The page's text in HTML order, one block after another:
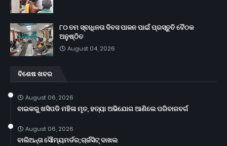
୮୦ ତମ ସ୍ବାଧିନତା ଦିବସ ପାଳନ ପାଇଁ ପ୍ରସ୍ତୁତି ବୈଠକ
ଅନୁଷ୍ଠିତ
August 04, 2026
ବିଶେଷ ଖବର
August 06, 2026
ବାଇକରୁ ଖସିପଡି ମହିଳା ମୃତ, ହତ୍ୟା ଅଭିଯୋଗ ଆଣିଲେ ପରିବାରବର୍ଗ
August 06, 2026
ବାଲିଅନ୍ତା ସୌମ୍ୟମର୍ଡର;ଚାର୍ଜସିଟ୍ ଦାଖଲ